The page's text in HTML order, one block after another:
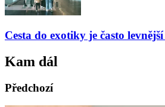
Cesta do exotiky je často
Kam dál
Předchozí